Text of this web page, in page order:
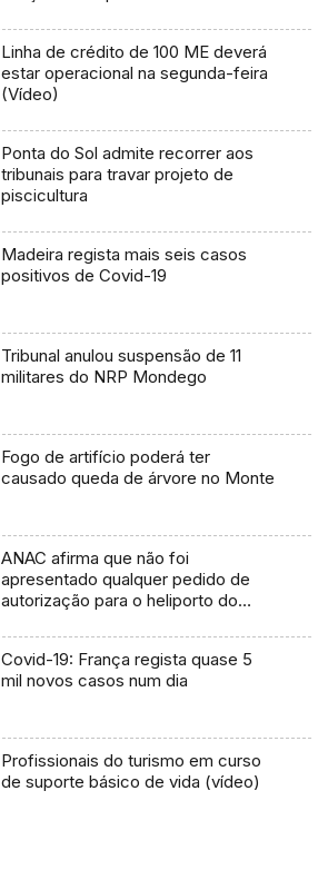
Linha de crédito de 100 ME deverá
estar operacional na segunda-feira
(Vídeo)
Ponta do Sol admite recorrer aos
tribunais para travar projeto de
piscicultura
Madeira regista mais seis casos
positivos de Covid-19
Tribunal anulou suspensão de 11
militares do NRP Mondego
Fogo de artifício poderá ter
causado queda de árvore no Monte
ANAC afirma que não foi
apresentado qualquer pedido de
autorização para o heliporto do
Covid-19: França regista quase 5
mil novos casos num dia
Profissionais do turismo em curso
de suporte básico de vida (vídeo)